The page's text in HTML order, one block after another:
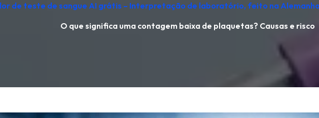
de teste de sangue AI grátis – Interpretação de laboratório, feito na
O que significa uma contagem baixa de plaquetas? Causas e risco